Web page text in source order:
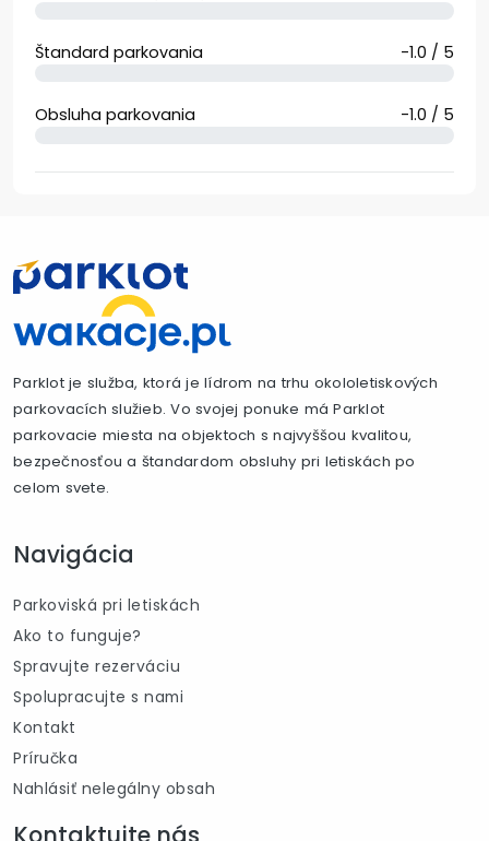
Štandard parkovania -1.0 / 5
Obsluha parkovania -1.0 / 5
Parklot je služba, ktorá je lídrom na trhu okololetiskových
parkovacích služieb. Vo svojej ponuke má Parklot
parkovacie miesta na objektoch s najvyššou kvalitou,
bezpečnosťou a štandardom obsluhy pri letiskách po
celom svete.
Navigácia
Parkoviská pri letiskách
Ako to funguje?
Spravujte rezerváciu
Spolupracujte s nami
Kontakt
Príručka
Nahlásiť nelegálny obsah